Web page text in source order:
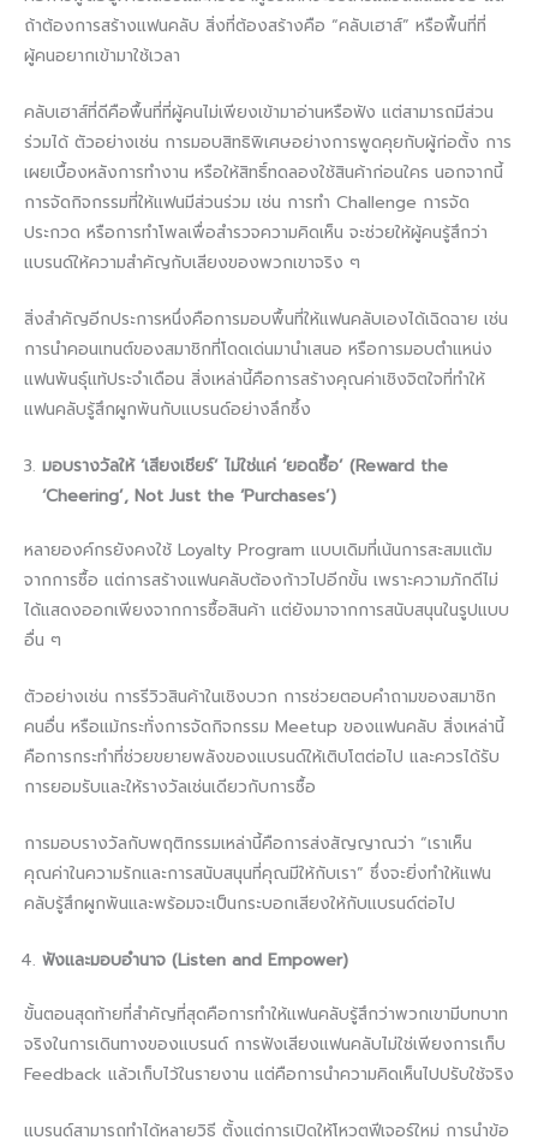
ถ้าต้องการสร้างแฟนคลับ สิ่งที่ต้องสร้างคือ “คลับเฮาส์” หรือพื้นที่ที่
ผู้คนอยากเข้ามาใช้เวลา
คลับเฮาส์ที่ดีคือพื้นที่ที่ผู้คนไม่เพียงเข้ามาอ่านหรือฟัง แต่สามารถมีส่วน
ร่วมได้ ตัวอย่างเช่น การมอบสิทธิพิเศษอย่างการพูดคุยกับผู้ก่อตั้ง การ
เผยเบื้องหลังการทำงาน หรือให้สิทธิ์ทดลองใช้สินค้าก่อนใคร นอกจากนี้
การจัดกิจกรรมที่ให้แฟนมีส่วนร่วม เช่น การทำ Challenge การจัด
ประกวด หรือการทำโพลเพื่อสำรวจความคิดเห็น จะช่วยให้ผู้คนรู้สึกว่า
แบรนด์ให้ความสำคัญกับเสียงของพวกเขาจริง ๆ
สิ่งสำคัญอีกประการหนึ่งคือการมอบพื้นที่ให้แฟนคลับเองได้เฉิดฉาย เช่น
การนำคอนเทนต์ของสมาชิกที่โดดเด่นมานำเสนอ หรือการมอบตำแหน่ง
แฟนพันธุ์แท้ประจำเดือน สิ่งเหล่านี้คือการสร้างคุณค่าเชิงจิตใจที่ทำให้
แฟนคลับรู้สึกผูกพันกับแบรนด์อย่างลึกซึ้ง
มอบรางวัลให้ ‘เสียงเชียร์’ ไม่ใช่แค่ ‘ยอดซื้อ’ (Reward the
‘Cheering’, Not Just the ‘Purchases’)
หลายองค์กรยังคงใช้ Loyalty Program แบบเดิมที่เน้นการสะสมแต้ม
จากการซื้อ แต่การสร้างแฟนคลับต้องก้าวไปอีกขั้น เพราะความภักดีไม่
ได้แสดงออกเพียงจากการซื้อสินค้า แต่ยังมาจากการสนับสนุนในรูปแบบ
อื่น ๆ
ตัวอย่างเช่น การรีวิวสินค้าในเชิงบวก การช่วยตอบคำถามของสมาชิก
คนอื่น หรือแม้กระทั่งการจัดกิจกรรม Meetup ของแฟนคลับ สิ่งเหล่านี้
คือการกระทำที่ช่วยขยายพลังของแบรนด์ให้เติบโตต่อไป และควรได้รับ
การยอมรับและให้รางวัลเช่นเดียวกับการซื้อ
การมอบรางวัลกับพฤติกรรมเหล่านี้คือการส่งสัญญาณว่า “เราเห็น
คุณค่าในความรักและการสนับสนุนที่คุณมีให้กับเรา” ซึ่งจะยิ่งทำให้แฟน
คลับรู้สึกผูกพันและพร้อมจะเป็นกระบอกเสียงให้กับแบรนด์ต่อไป
ฟังและมอบอำนาจ (Listen and Empower)
ขั้นตอนสุดท้ายที่สำคัญที่สุดคือการทำให้แฟนคลับรู้สึกว่าพวกเขามีบทบาท
จริงในการเดินทางของแบรนด์ การฟังเสียงแฟนคลับไม่ใช่เพียงการเก็บ
Feedback แล้วเก็บไว้ในรายงาน แต่คือการนำความคิดเห็นไปปรับใช้จริง
แบรนด์สามารถทำได้หลายวิธี ตั้งแต่การเปิดให้โหวตฟีเจอร์ใหม่ การนำข้อ